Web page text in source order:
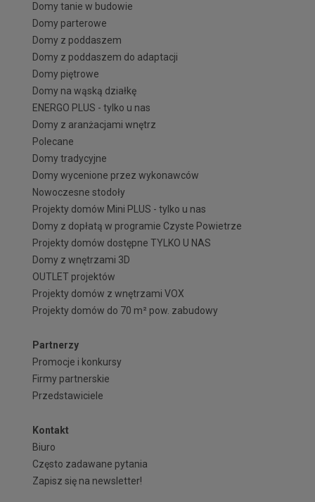
Domy tanie w budowie
Domy parterowe
Domy z poddaszem
Domy z poddaszem do adaptacji
Domy piętrowe
Domy na wąską działkę
ENERGO PLUS - tylko u nas
Domy z aranżacjami wnętrz
Polecane
Domy tradycyjne
Domy wycenione przez wykonawców
Nowoczesne stodoły
Projekty domów Mini PLUS - tylko u nas
Domy z dopłatą w programie Czyste Powietrze
Projekty domów dostępne TYLKO U NAS
Domy z wnętrzami 3D
OUTLET projektów
Projekty domów z wnętrzami VOX
Projekty domów do 70 m² pow. zabudowy
Partnerzy
Promocje i konkursy
Firmy partnerskie
Przedstawiciele
Kontakt
Biuro
Często zadawane pytania
Zapisz się na newsletter!